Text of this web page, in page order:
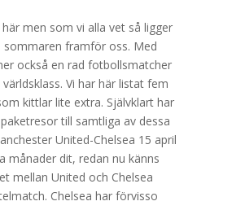
men som vi alla vet så ligger
sommaren framför oss. Med
också en rad fotbollsmatcher
Vi har här listat fem
kittlar lite extra. Självklart har
till samtliga av dessa
United-Chelsea 15 april
månader dit, redan nu känns
mellan United och Chelsea
Chelsea har förvisso